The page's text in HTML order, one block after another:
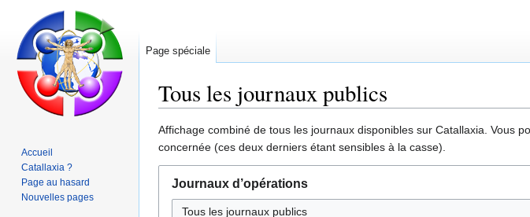
Tous les journaux publics
Aller
à
la
navigation
Aller
à
la
recherche
Affichage combiné de tous les journaux disponibles sur Catallaxia. Vous
concernée (ces deux derniers étant sensibles à la casse).
Journaux d’opérations
Page spéciale
Accueil
Catallaxia ?
Page au hasard
Nouvelles pages